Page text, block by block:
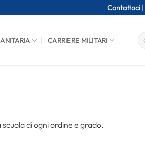
Contattaci |
CARRIERE MILITARI
di ogni ordine e grado.